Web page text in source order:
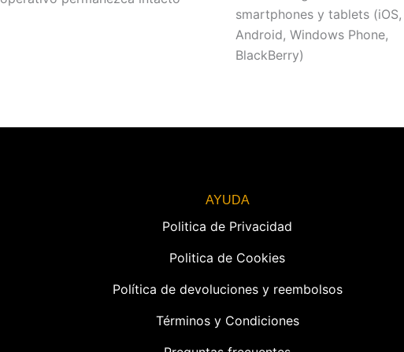
smartphones y tablets (iOS,
Android, Windows Phone,
BlackBerry)
AYUDA
Politica de Privacidad
Politica de Cookies
Política de devoluciones y reembolsos
Términos y Condiciones